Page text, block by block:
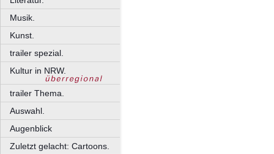
Musik.
Kunst.
trailer spezial.
Kultur in NRW.
trailer Thema.
Auswahl.
Augenblick
Zuletzt gelacht: Cartoons.